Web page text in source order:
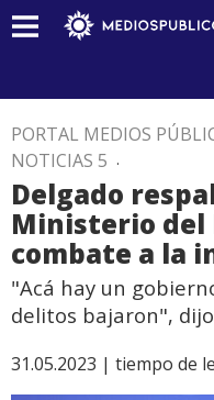
PORTAL MEDIOS
NOTICIAS 5 .
Delgado
Ministerio
combate a la
"Acá hay un
delitos bajaron", dijo
31.05.2023 | tiempo de